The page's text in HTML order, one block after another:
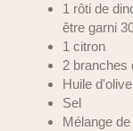
1 rôti de
être garni
1 citron
2
Huile d'olive
Sel
Mélange